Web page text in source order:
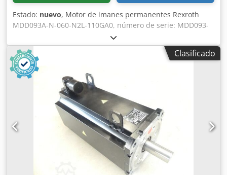
2.000 mm Altura máxima de descarga: 2.300 mm Alcance
máximo de descarga: 700 mm Tipo de neumático: 20.5-16
Presión de los neumáticos: 350 kPa Cabina: cerrada, con
calefacción Control: sistema de control hidráulico con
joystick Manejo: palanca de control eléctrica Dirección:
hidráulica Sistema de frenos: hidráulico Estado, servicio y
disponibilidad La máquina es nueva, sin usar, revisada en
fábrica y lista para su uso inmediato. Con nosotros, no solo
obtiene el cargador de ruedas, sino también el servicio
adecuado: ✅ 12 meses de garantía ✅ Piezas de repuesto
directamente de nuestro almacén en Rheda-Wiedenbrück
✅ Servicio personalizado de TEC-POINT ✅ Posibilidad de
inspección y prueba con cita previa ✅ Entrega a nivel
europeo posible a través de una empresa de transporte
Ubicación 📍 Rheda-Wiedenbrück Venga a visitarnos,
pruebe el TEC-POINT YX918 y compruebe p
Estado: nuevo, Motor de imanes permanentes Rexroth
MDD093A-N-060-N2L-110GA0, número de serie: MDD093-
20918. Artículo nuevo, en su embalaje original abierto, 100
% funcional. El alcance del suministro se muestra en las
fotos. Chodpfxei D Ng Ie Aizoa
Clasificado